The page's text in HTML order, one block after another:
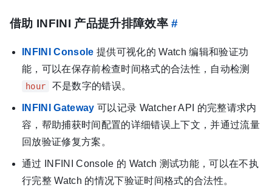
借助 INFINI 产品提升排障效率#
INFINI Console 提供可视化的 Watch 编辑和验证功
能，可以在保存前检查时间格式的合法性，自动检测
hour 不是数字的错误。
INFINI Gateway 可以记录 Watcher API 的完整请求内
容，帮助捕获时间配置的详细错误上下文，并通过流量
回放验证修复方案。
通过 INFINI Console 的 Watch 测试功能，可以在不执
行完整 Watch 的情况下验证时间格式的合法性。